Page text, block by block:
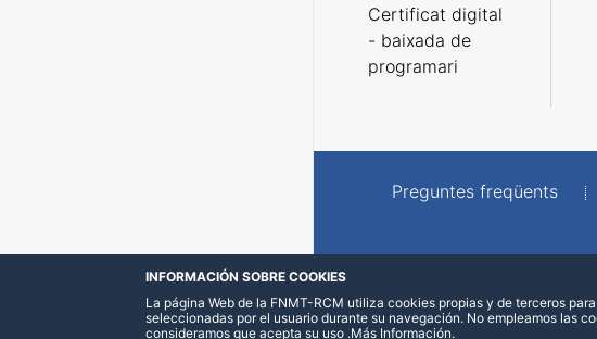
Certificat digital
- baixada de
programari
Preguntes freqüents
INFORMACIÓN SOBRE COOKIES
La página Web de la FNMT-RCM utiliza cookies propias y de terceros
seleccionadas por el usuario durante su navegación. No empleamos las
consideramos que acepta su uso .Más Información.